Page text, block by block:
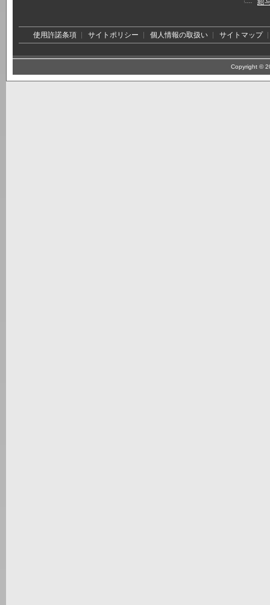
給
使用許諾条項 サイトポリシー 個人情報の取扱い サイトマップ
Copyright ©